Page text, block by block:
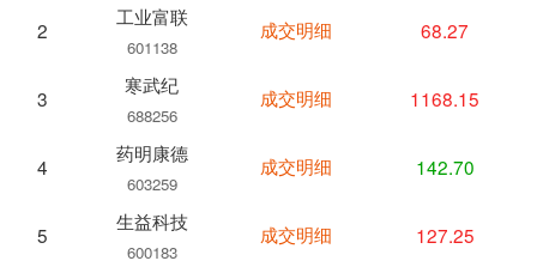
2
工业富联
601138
3
寒武纪
688256
4
药明康德
603259
5
生益科技
600183
成交明细 68.27
成交明细 1168.15
成交明细 142.70
成交明细 127.25